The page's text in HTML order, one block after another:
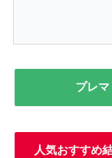
プレ
人気おすすめ